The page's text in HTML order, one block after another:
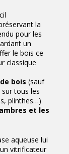
la
pour les
un
le bois ce
classique
bois (sauf
tous les
plinthes…)
et les
aqueuse lui
vitrificateur